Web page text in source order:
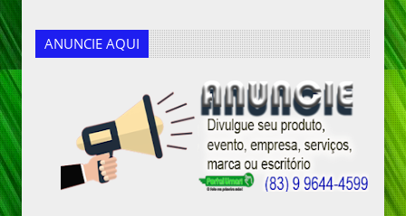
ANUNCIE AQUI